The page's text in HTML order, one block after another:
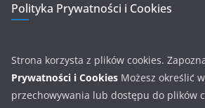
Polityka Prywatności i Cookies
Strona korzysta z plików cookies.
Prywatności i Cookies Możesz określić
przechowywania lub dostępu do plików